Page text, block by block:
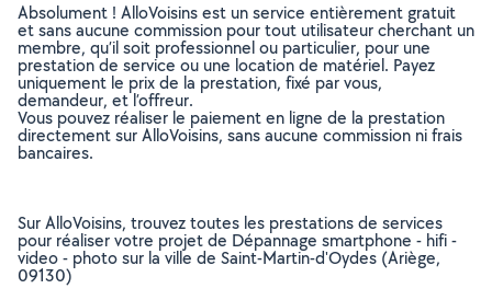
Absolument ! AlloVoisins est un service entièrement gratuit
et sans aucune commission pour tout utilisateur cherchant un
membre, qu’il soit professionnel ou particulier, pour une
prestation de service ou une location de matériel. Payez
uniquement le prix de la prestation, fixé par vous,
demandeur, et l’offreur.
Vous pouvez réaliser le paiement en ligne de la prestation
directement sur AlloVoisins, sans aucune commission ni frais
bancaires.
Sur AlloVoisins, trouvez toutes les prestations de services
pour réaliser votre projet de Dépannage smartphone - hifi -
video - photo sur la ville de Saint-Martin-d'Oydes (Ariège,
09130)